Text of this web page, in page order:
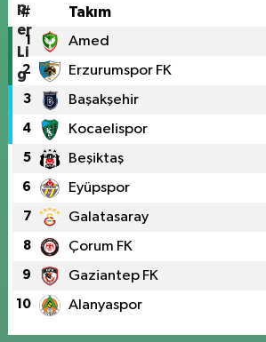
# Takım
1 Amed
2 Erzurumspor FK
3 Başakşehir
4 Kocaelispor
5 Beşiktaş
6 Eyüpspor
7 Galatasaray
8 Çorum FK
9 Gaziantep FK
10 Alanyaspor